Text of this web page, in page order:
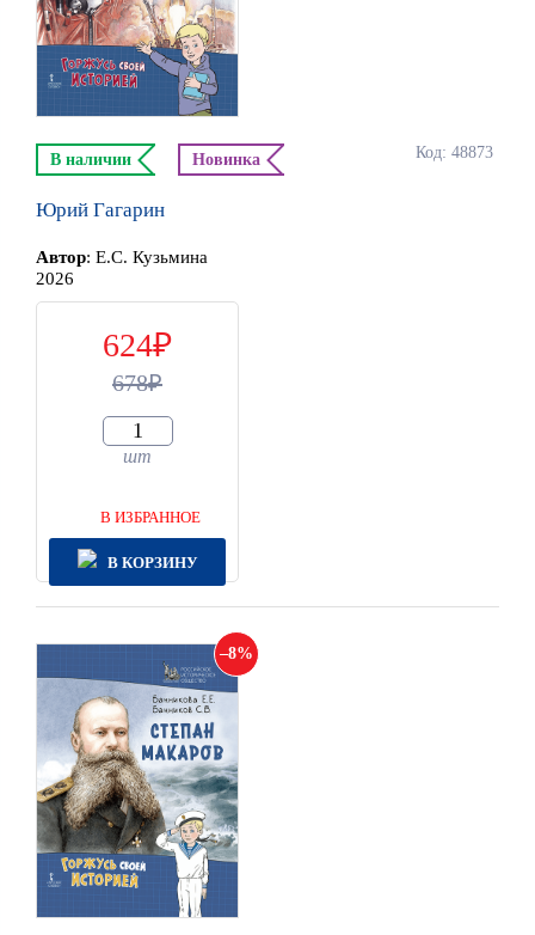
Код: 48873
В наличии Новинка
Юрий Гагарин
Автор: Е.С. Кузьмина
2026
624
678
шт
В ИЗБРАННОЕ
В КОРЗИНУ
8